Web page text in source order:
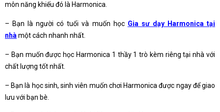
môn năng khiếu đó là Harmonica.
– Bạn là người có tuổi và muốn học Gia sư dạy Harmonica tại
nhà một cách nhanh nhất.
– Bạn muốn được học Harmonica 1 thầy 1 trò kèm riêng tại nhà với
chất lượng tốt nhất.
– Bạn là học sinh, sinh viên muốn chơi Harmonica được ngay để giao
lưu với bạn bè.